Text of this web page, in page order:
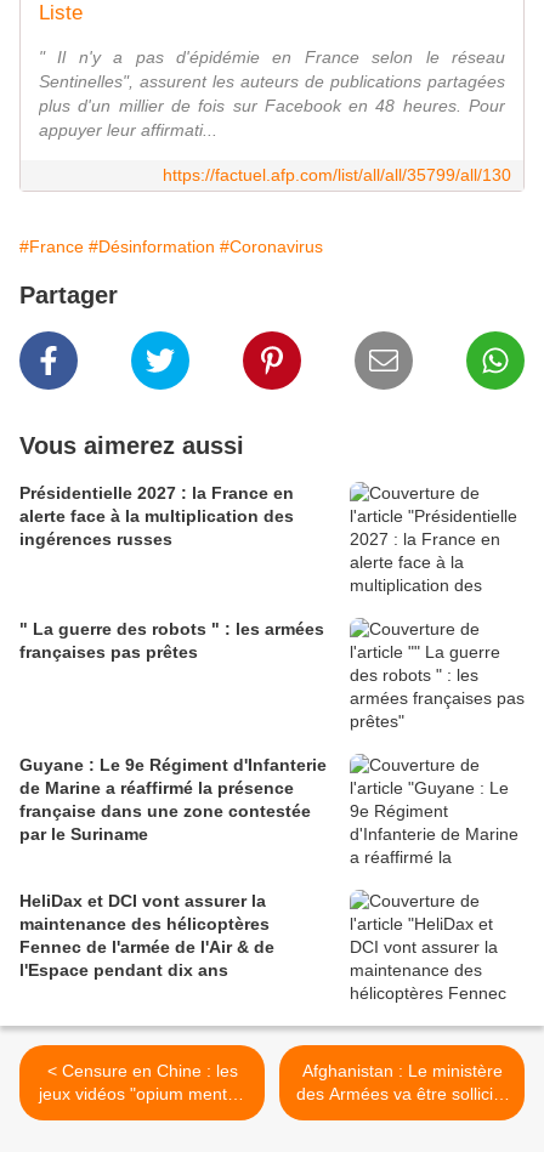
Liste
" Il n'y a pas d'épidémie en France selon le réseau
Sentinelles", assurent les auteurs de publications partagées
plus d'un millier de fois sur Facebook en 48 heures. Pour
appuyer leur affirmati...
https://factuel.afp.com/list/all/all/35799/all/130
#France #Désinformation #Coronavirus
Partager
Vous aimerez aussi
Présidentielle 2027 : la France en
alerte face à la multiplication des
ingérences russes
" La guerre des robots " : les armées
françaises pas prêtes
Guyane : Le 9e Régiment d'Infanterie
de Marine a réaffirmé la présence
française dans une zone contestée
par le Suriname
HeliDax et DCI vont assurer la
maintenance des hélicoptères
Fennec de l'armée de l'Air & de
l'Espace pendant dix ans
< Censure en Chine : les
jeux vidéos "opium mental"
des mineurs dans le viseur
Afghanistan : Le ministère
des Armées va être sollicité
pour l'évacuation des